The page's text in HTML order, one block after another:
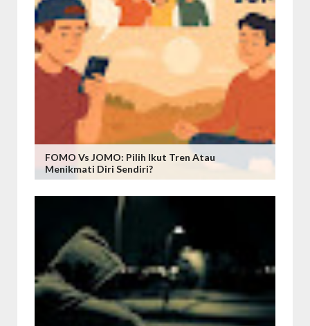
FOMO Vs JOMO: Pilih Ikut Tren Atau
Menikmati Diri Sendiri?